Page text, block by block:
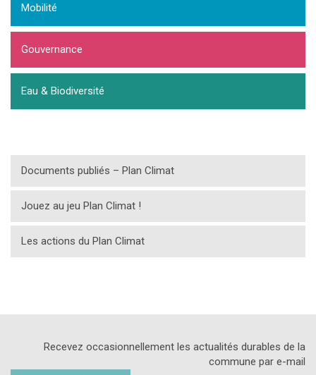
Mobilité
Gouvernance
Eau & Biodiversité
Documents publiés – Plan Climat
Jouez au jeu Plan Climat !
Les actions du Plan Climat
Recevez occasionnellement les actualités durables de la
commune par e-mail